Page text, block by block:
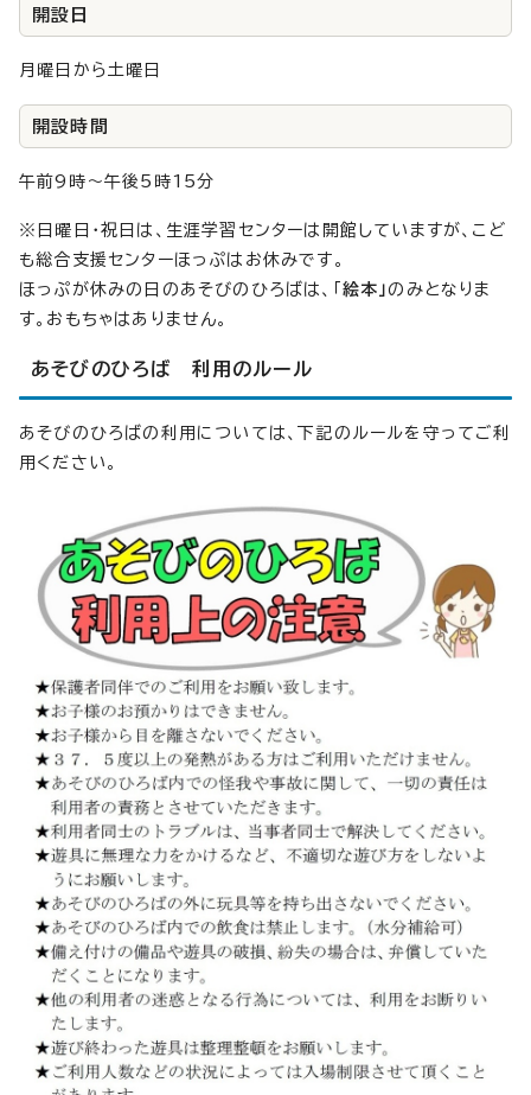
開設日
月曜日から土曜日
開設時間
午前9時～午後5時15分
※日曜日・祝日は、生涯学習センターは開館していますが、こど
も総合支援センターほっぷはお休みです。
ほっぷが休みの日のあそびのひろばは、「 絵本」のみとなりま
す。おもちゃはありません。
あそびのひろば 利用のルール
あそびのひろばの利用については、下記のルールを守ってご利
用ください。